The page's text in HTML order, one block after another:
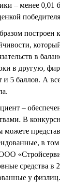
– менее 0,01
построен
в
в другую,
5 баллов. А
–
В
можете
в
средства в
у